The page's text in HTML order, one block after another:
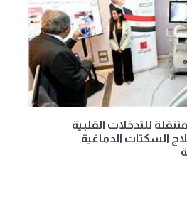
للتدخلات القلبية
السكتات الدماغية